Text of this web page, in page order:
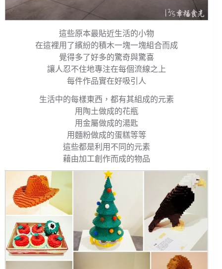
這些原本最貼近生活的小物
在這裡用了繽紛的積木一塊一塊組合而成
覺得多了好多的驚奇與驚喜
讓人忍不住地專注在每個流線之上
每件作品實在好吸引人
生活中的每樣東西，都有其組成的元素
用陶土做成的花瓶
用金屬做成的湯匙
用麵粉做成的蛋糕等等
這些都是利用不同的元素
藉由加工創作而成的物品